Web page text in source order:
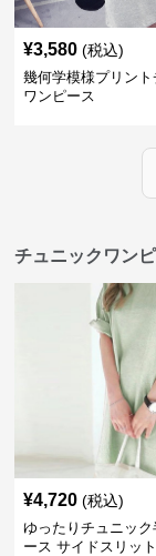
¥3,580 (税込)
幾何学模様プリント
ワンピース
チュニックワン
¥4,720 (税込)
ゆったりチュニッ
ース サイドスリット